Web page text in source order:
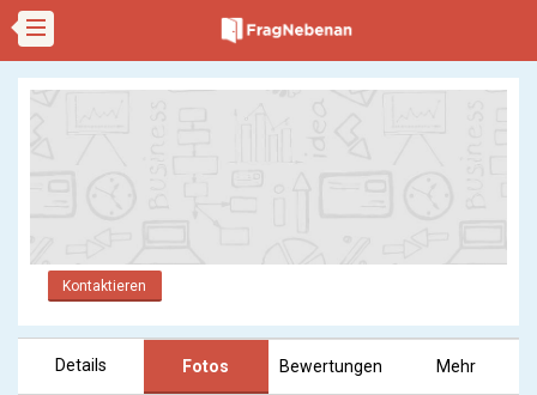
Kontaktieren
Details Fotos Bewertungen Mehr